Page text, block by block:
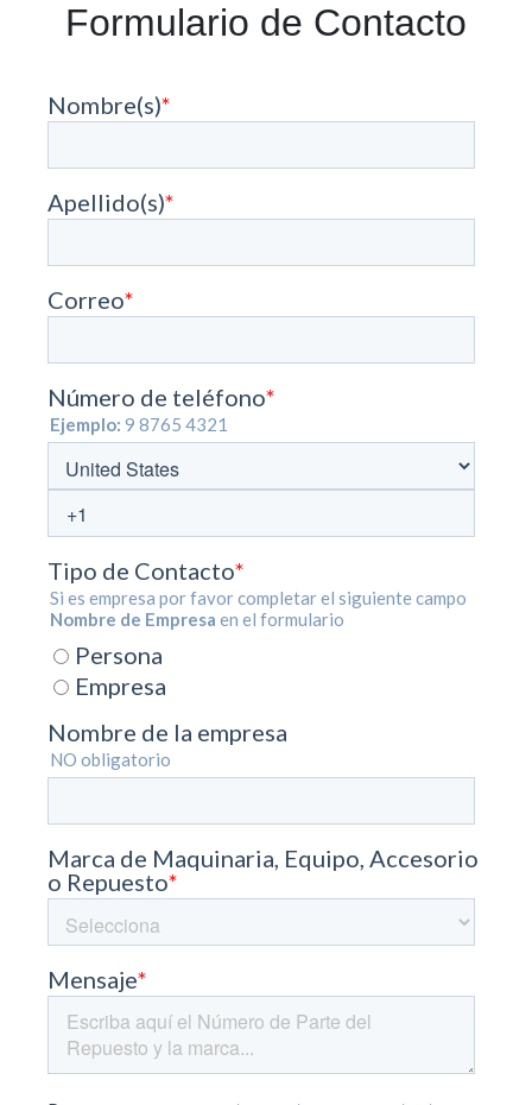
Formulario de Contacto